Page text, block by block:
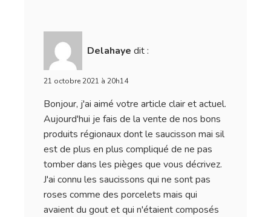
Delahaye dit :
21 octobre 2021 à 20h14
Bonjour, j'ai aimé votre article clair et actuel.
Aujourd'hui je fais de la vente de nos bons
produits régionaux dont le saucisson mai sil
est de plus en plus compliqué de ne pas
tomber dans les pièges que vous décrivez.
J'ai connu les saucissons qui ne sont pas
roses comme des porcelets mais qui
avaient du gout et qui n'étaient composés